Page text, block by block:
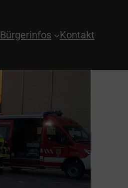
Bürgerinfos Kontakt